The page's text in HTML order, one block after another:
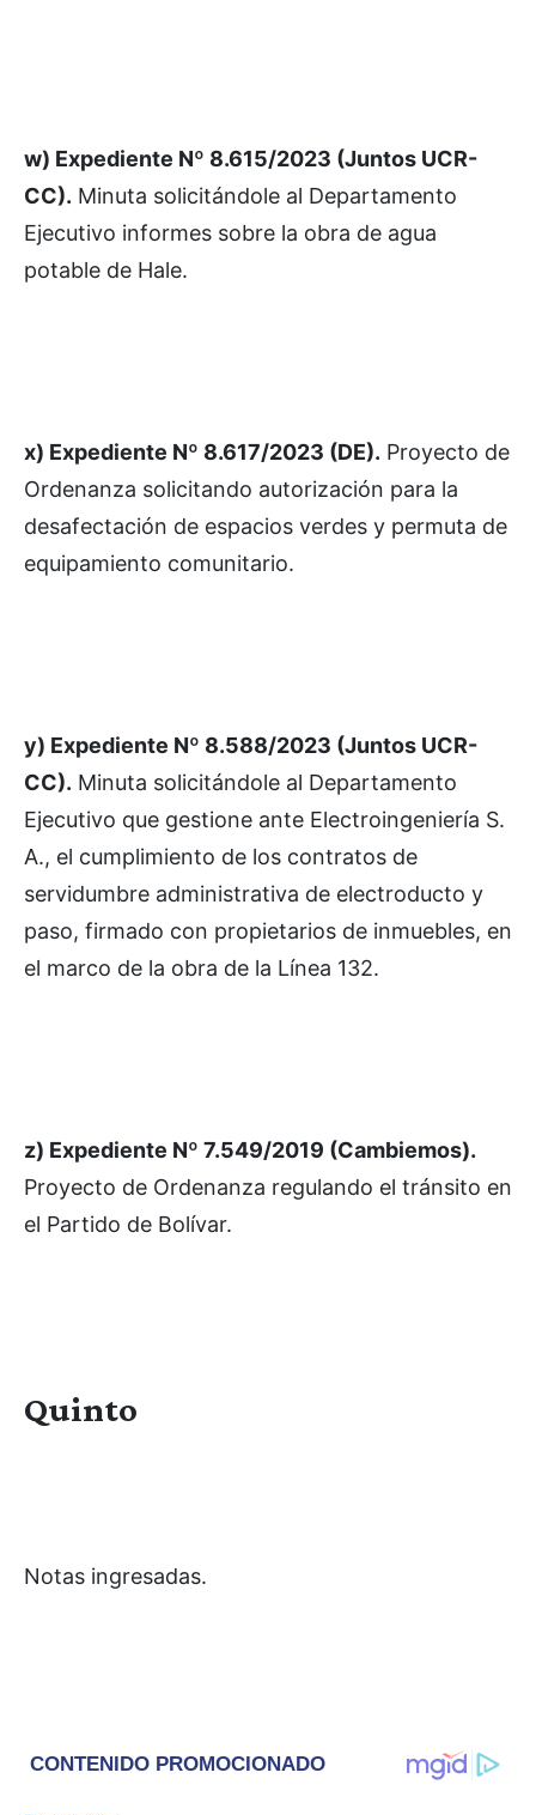
w) Expediente Nº 8.615/2023 (Juntos UCR-
CC). Minuta solicitándole al Departamento
Ejecutivo informes sobre la obra de agua
potable de Hale.
x) Expediente Nº 8.617/2023 (DE). Proyecto de
Ordenanza solicitando autorización para la
desafectación de espacios verdes y permuta de
equipamiento comunitario.
y) Expediente Nº 8.588/2023 (Juntos UCR-
CC). Minuta solicitándole al Departamento
Ejecutivo que gestione ante Electroingeniería S.
A., el cumplimiento de los contratos de
servidumbre administrativa de electroducto y
paso, firmado con propietarios de inmuebles, en
el marco de la obra de la Línea 132.
z) Expediente Nº 7.549/2019 (Cambiemos).
Proyecto de Ordenanza regulando el tránsito en
el Partido de Bolívar.
Quinto
Notas ingresadas.